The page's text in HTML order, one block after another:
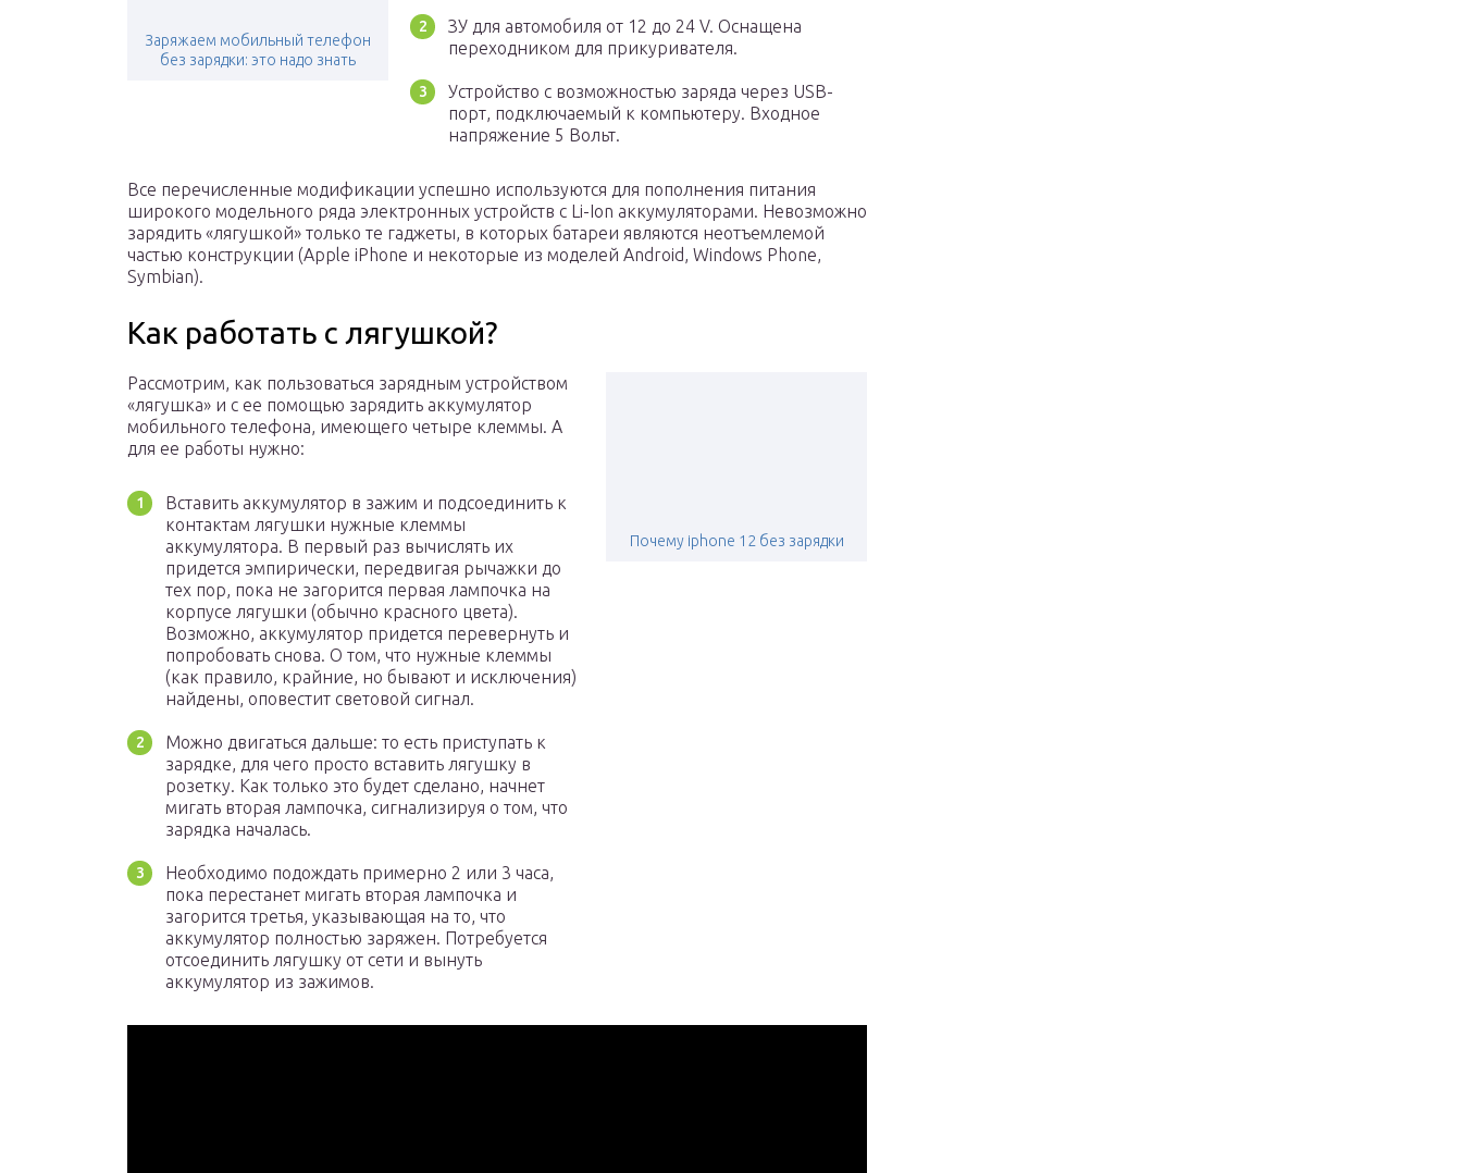
Заряжаем мобильный телефон
без зарядки: это надо знать
ЗУ для автомобиля от 12 до 24 V. Оснащена
переходником для прикуривателя.
Устройство с возможностью заряда через USB-
порт, подключаемый к компьютеру. Входное
напряжение 5 Вольт.
Все перечисленные модификации успешно используются для пополнения питания
широкого модельного ряда электронных устройств с Li-Ion аккумуляторами. Невозможно
зарядить «лягушкой» только те гаджеты, в которых батареи являются неотъемлемой
частью конструкции (Apple iPhone и некоторые из моделей Android, Windows Phone,
Symbian).
Как работать с лягушкой?
Почему iphone 12 без зарядки
Рассмотрим, как пользоваться зарядным устройством
«лягушка» и с ее помощью зарядить аккумулятор
мобильного телефона, имеющего четыре клеммы. А
для ее работы нужно:
Вставить аккумулятор в зажим и подсоединить к
контактам лягушки нужные клеммы
аккумулятора. В первый раз вычислять их
придется эмпирически, передвигая рычажки до
тех пор, пока не загорится первая лампочка на
корпусе лягушки (обычно красного цвета).
Возможно, аккумулятор придется перевернуть и
попробовать снова. О том, что нужные клеммы
(как правило, крайние, но бывают и исключения)
найдены, оповестит световой сигнал.
Можно двигаться дальше: то есть приступать к
зарядке, для чего просто вставить лягушку в
розетку. Как только это будет сделано, начнет
мигать вторая лампочка, сигнализируя о том, что
зарядка началась.
Необходимо подождать примерно 2 или 3 часа,
пока перестанет мигать вторая лампочка и
загорится третья, указывающая на то, что
аккумулятор полностью заряжен. Потребуется
отсоединить лягушку от сети и вынуть
аккумулятор из зажимов.